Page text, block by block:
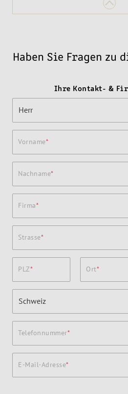
Haben Sie Fragen zu
Ihre Kontakt- &
Vorname
Nachname
Firma
Strasse
PLZ Ort
Telefonnummer
E-Mail-Adresse